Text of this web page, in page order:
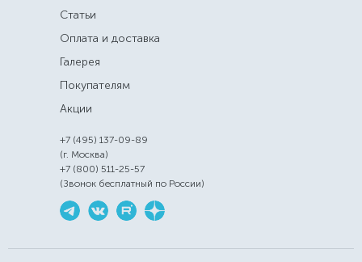
Статьи
Оплата и доставка
Галерея
Покупателям
Акции
+7 (495) 137-09-89
(г. Москва)
+7 (800) 511-25-57
(Звонок бесплатный по России)